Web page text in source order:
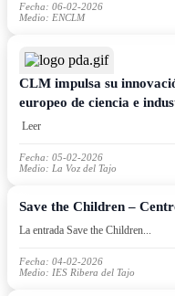
Fecha: 06-02-2026
Medio: ENCLM
CLM impulsa su
europeo de ciencia e
Leer
Fecha: 05-02-2026
Medio: La Voz del Tajo
Save the Children –
La entrada Save the Children...
Fecha: 04-02-2026
Medio: IES Ribera del Tajo